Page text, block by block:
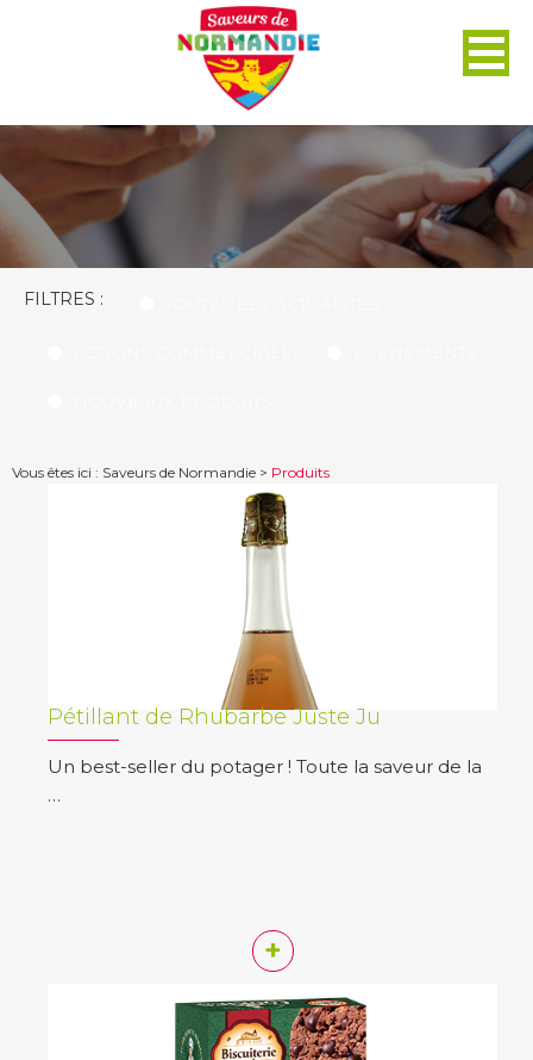
FILTRES :
Vous êtes ici : Saveurs de Normandie > Produits
Pétillant de Rhubarbe Juste Ju
Un best-seller du potager ! Toute la saveur de la
…
+
Panneau de gestion des cookies